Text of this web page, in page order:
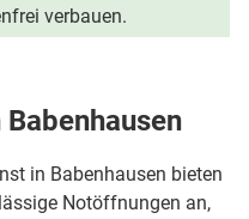
verbauen.
in Babenhausen bieten
Notöffnungen an,